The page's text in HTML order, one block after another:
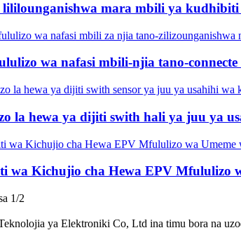
lililounganishwa mara mbili ya kudhibiti
wa nafasi mbili-njia tano-connecte
la hewa ya dijiti swith hali ya juu ya
wa Kichujio cha Hewa EPV Mfululizo
1/2
ya Elektroniki Co, Ltd ina timu bora na